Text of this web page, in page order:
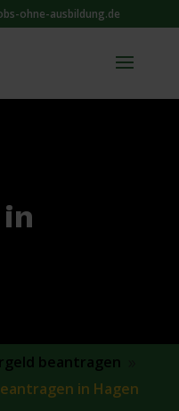
ohne-ausbildung.de
beantragen
in Hagen